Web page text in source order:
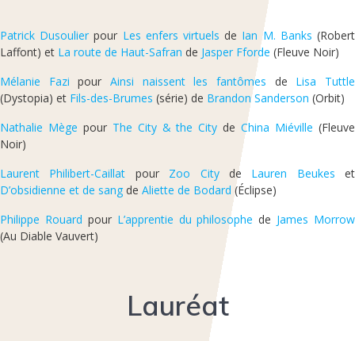
Patrick Dusoulier pour Les enfers virtuels de Ian M. Banks (Robert
Laffont) et La route de Haut-Safran de Jasper Fforde (Fleuve Noir)
Mélanie Fazi pourAinsi naissent les fantômes de Lisa Tuttle
(Dystopia) et Fils-des-Brumes (série) de Brandon Sanderson (Orbit)
Nathalie Mège pour The City & the City deChina Miéville (Fleuve
Noir)
Laurent Philibert-Caillat pour Zoo Cityde Lauren Beukes et
D’obsidienne et de sang de Aliette de Bodard (Éclipse)
Philippe Rouard pour L’apprentie du philosophe de James Morrow
(Au Diable Vauvert)
Lauréat